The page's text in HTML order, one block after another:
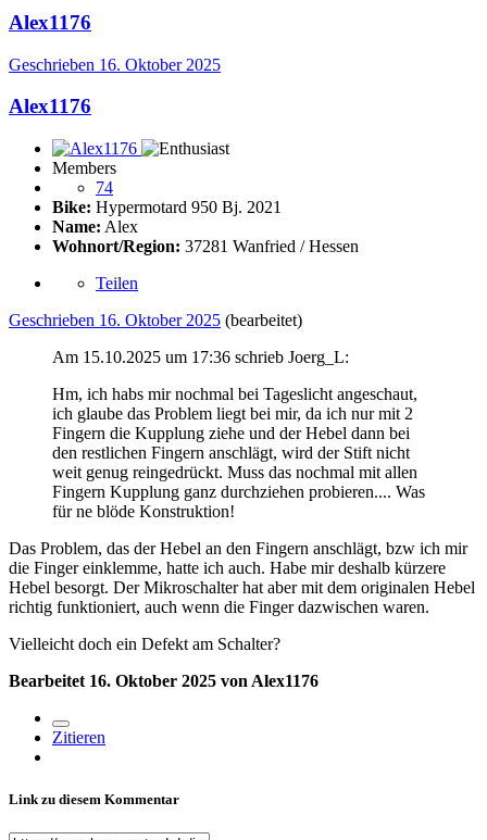
Alex1176
Geschrieben 16. Oktober 2025
Alex1176
Members
74
Bike: Hypermotard 950 Bj. 2021
Name: Alex
Wohnort/Region: 37281 Wanfried / Hessen
Teilen
Geschrieben 16. Oktober 2025 (bearbeitet)
Am 15.10.2025 um 17:36 schrieb Joerg_L:
Hm, ich habs mir nochmal bei Tageslicht angeschaut,
ich glaube das Problem liegt bei mir, da ich nur mit 2
Fingern die Kupplung ziehe und der Hebel dann bei
den restlichen Fingern anschlägt, wird der Stift nicht
weit genug reingedrückt. Muss das nochmal mit allen
Fingern Kupplung ganz durchziehen probieren.... Was
für ne blöde Konstruktion!
Das Problem, das der Hebel an den Fingern anschlägt, bzw ich mir
die Finger einklemme, hatte ich auch. Habe mir deshalb kürzere
Hebel besorgt. Der Mikroschalter hat aber mit dem originalen Hebel
richtig funktioniert, auch wenn die Finger dazwischen waren.
Vielleicht doch ein Defekt am Schalter?
Bearbeitet 16. Oktober 2025 von Alex1176
Zitieren
Link zu diesem Kommentar